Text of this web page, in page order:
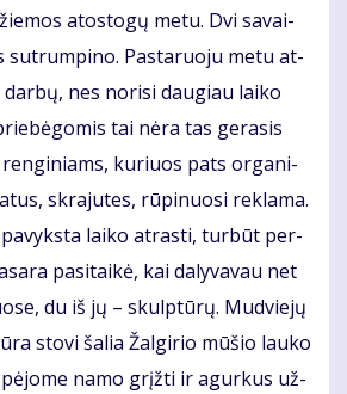
atos­to­gų me­tu. Dvi sa­vai­
su­trum­pi­no. Pas­ta­ruo­ju me­tu at­
nes no­ri­si dau­giau lai­ko
tai nė­ra tas ge­ra­sis
ren­gi­niams, ku­riuos pats or­ga­ni­
skra­ju­tes, rū­pi­nuo­si re­kla­ma.
pa­vyks­ta lai­ko at­ras­ti, tur­būt per­
pa­si­tai­kė, kai da­ly­va­vau net
du iš jų – skulp­tū­rų. Mud­vie­jų
sto­vi ša­lia Žal­gi­rio mū­šio lau­ko
na­mo grįž­ti ir agur­kus už­